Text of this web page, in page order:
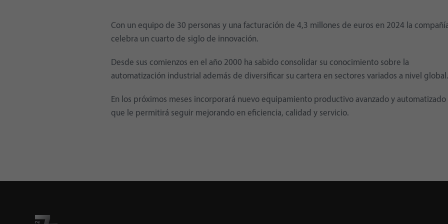
Con un equipo de 30 personas y una facturación de 4,3 millones de euros en 2024 la
celebra un cuarto de siglo de innovación.
Desde sus comienzos en el año 2000 ha sabido consolidar su conocimiento sobre la
automatización industrial además de diversificar su cartera en sectores variados a nivel global.
En los próximos meses incorporará nuevo equipamiento productivo avanzado y automatizado
que le permitirá seguir mejorando en eficiencia, calidad y servicio.